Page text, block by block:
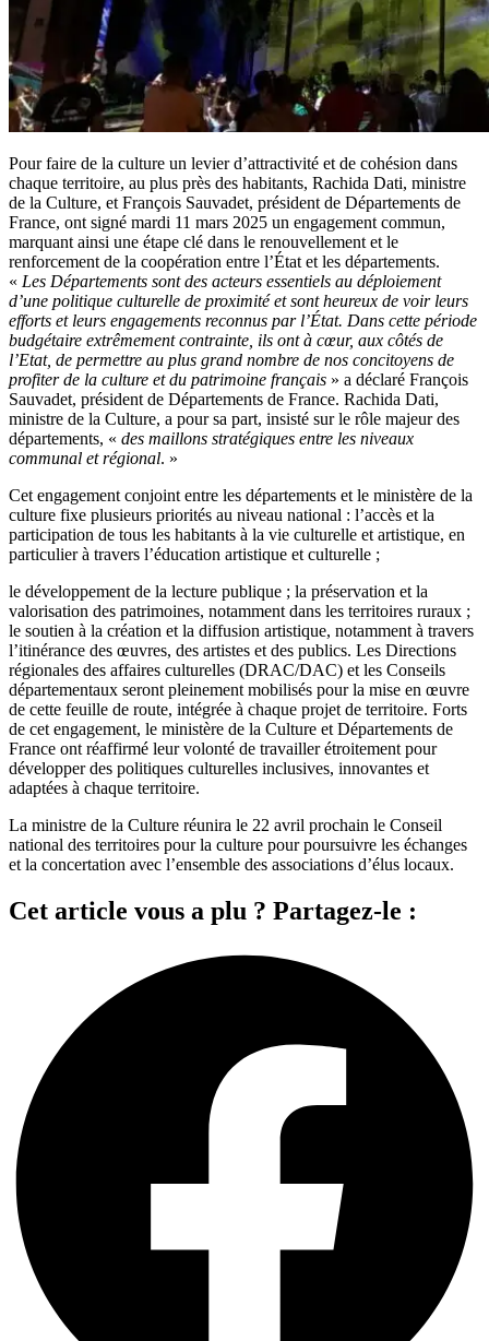
Pour faire de la culture un levier d’attractivité et de cohésion dans
chaque territoire, au plus près des habitants, Rachida Dati, ministre
de la Culture, et François Sauvadet, président de Départements de
France, ont signé mardi 11 mars 2025 un engagement commun,
marquant ainsi une étape clé dans le renouvellement et le
renforcement de la coopération entre l’État et les départements.
« Les Départements sont des acteurs essentiels au déploiement
d’une politique culturelle de proximité et sont heureux de voir leurs
efforts et leurs engagements reconnus par l’État. Dans cette période
budgétaire extrêmement contrainte, ils ont à cœur, aux côtés de
l’Etat, de permettre au plus grand nombre de nos concitoyens de
profiter de la culture et du patrimoine français » a déclaré François
Sauvadet, président de Départements de France. Rachida Dati,
ministre de la Culture, a pour sa part, insisté sur le rôle majeur des
départements, « des maillons stratégiques entre les niveaux
communal et régional. »
Cet engagement conjoint entre les départements et le ministère de la
culture fixe plusieurs priorités au niveau national : l’accès et la
participation de tous les habitants à la vie culturelle et artistique, en
particulier à travers l’éducation artistique et culturelle ;
le développement de la lecture publique ; la préservation et la
valorisation des patrimoines, notamment dans les territoires ruraux ;
le soutien à la création et la diffusion artistique, notamment à travers
l’itinérance des œuvres, des artistes et des publics. Les Directions
régionales des affaires culturelles (DRAC/DAC) et les Conseils
départementaux seront pleinement mobilisés pour la mise en œuvre
de cette feuille de route, intégrée à chaque projet de territoire. Forts
de cet engagement, le ministère de la Culture et Départements de
France ont réaffirmé leur volonté de travailler étroitement pour
développer des politiques culturelles inclusives, innovantes et
adaptées à chaque territoire.
La ministre de la Culture réunira le 22 avril prochain le Conseil
national des territoires pour la culture pour poursuivre les échanges
et la concertation avec l’ensemble des associations d’élus locaux.
Cet article vous a plu ? Partagez-le :